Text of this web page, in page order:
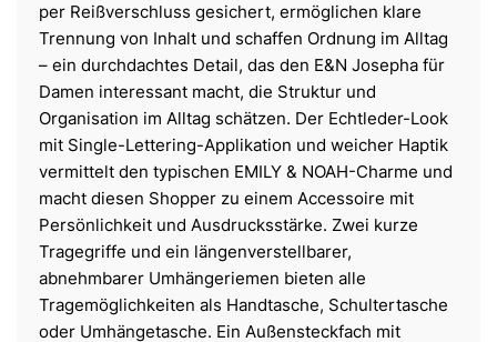
per Reißverschluss gesichert, ermöglichen klare
Trennung von Inhalt und schaffen Ordnung im Alltag
– ein durchdachtes Detail, das den E&N Josepha für
Damen interessant macht, die Struktur und
Organisation im Alltag schätzen. Der Echtleder-Look
mit Single-Lettering-Applikation und weicher Haptik
vermittelt den typischen EMILY & NOAH-Charme und
macht diesen Shopper zu einem Accessoire mit
Persönlichkeit und Ausdrucksstärke. Zwei kurze
Tragegriffe und ein längenverstellbarer,
abnehmbarer Umhängeriemen bieten alle
Tragemöglichkeiten als Handtasche, Schultertasche
oder Umhängetasche. Ein Außensteckfach mit